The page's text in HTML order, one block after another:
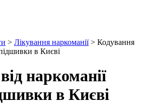
> Лікування наркоманії> Кодування
в Києві
наркоманії
в Києві